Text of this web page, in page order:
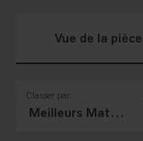
Vue de la pièce
Classer par